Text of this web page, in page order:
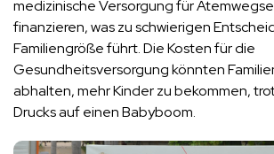
medizinische Versorgung für
finanzieren, was zu schwierigen
Familiengröße führt. Die Kosten für die
Gesundheitsversorgung könnten
abhalten, mehr Kinder zu bekommen,
Drucks auf einen Babyboom.